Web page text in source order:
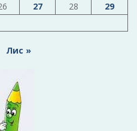
27 28
29
Лис »